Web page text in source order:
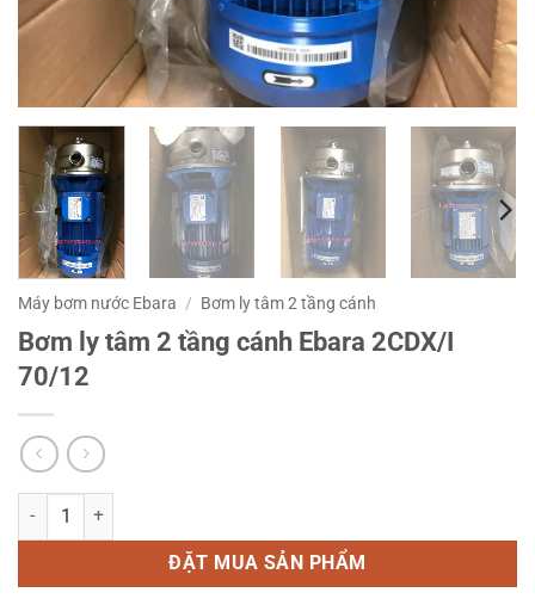
Máy bơm nước Ebara / Bơm ly tâm 2 tầng cánh
Bơm ly tâm 2 tầng cánh Ebara 2CDX/I
70/12
Bơm ly tâm 2 tầng cánh Ebara 2CDX/I 70/12 số lượng
ĐẶT MUA SẢN PHẨM